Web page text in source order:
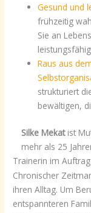
Gesund und
frühzeitig
Sie an
Raus aus
strukturiert
bewältigen,
Silke Mekatist
mehr als 25
Trainerin im
Chronischer
ihren Alltag. Um
entspannteren